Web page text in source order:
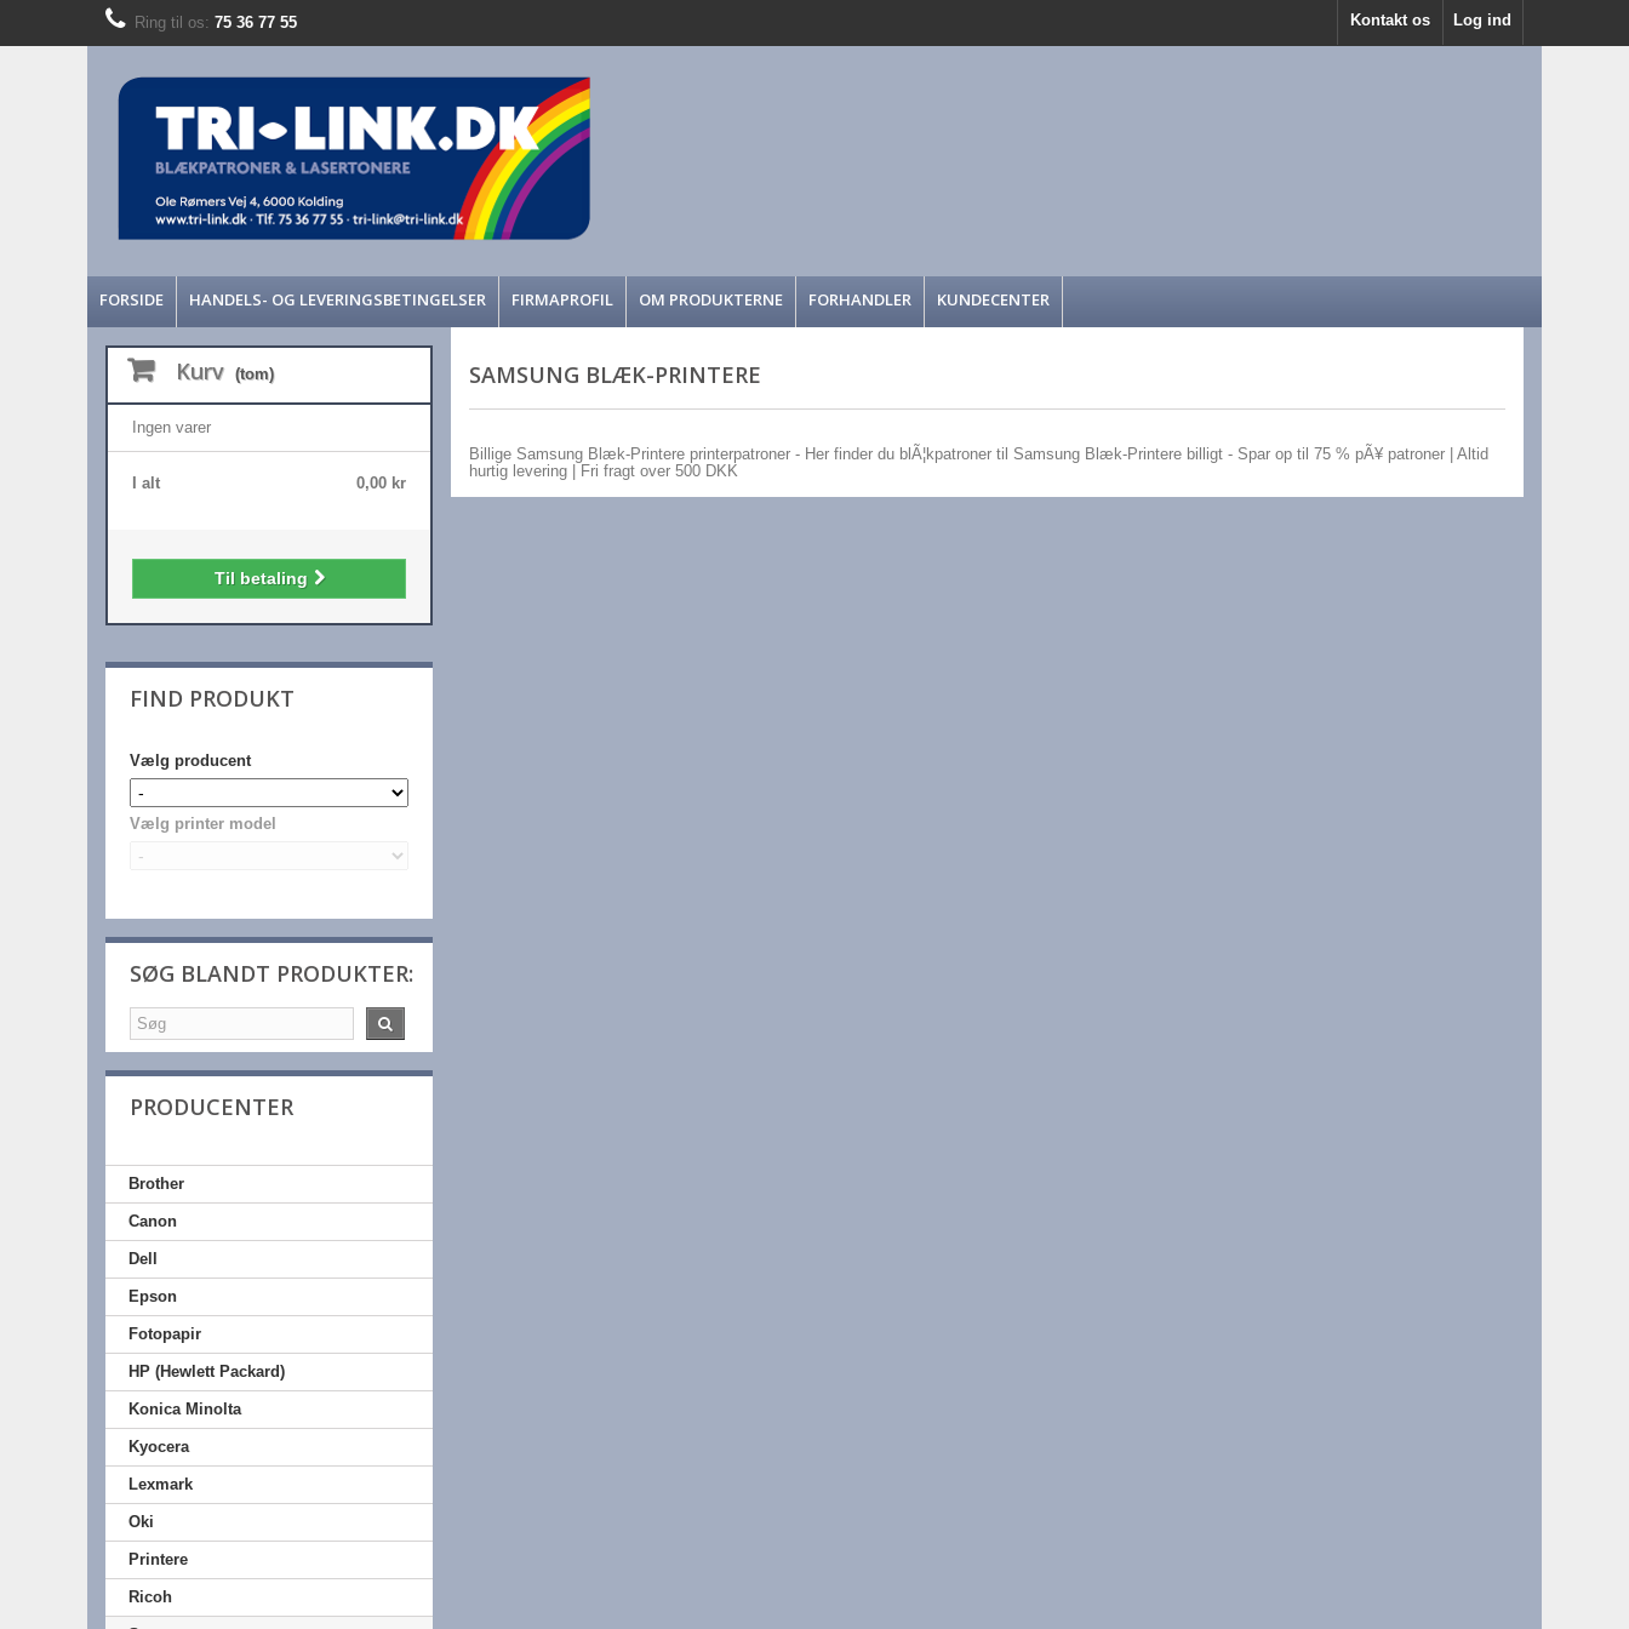
Log ind
Kontakt os
Ring til os: 75 36 77 55
FORSIDE HANDELS- OG LEVERINGSBETINGELSER FIRMAPROFIL OM PRODUKTERNE FORHANDLER KUNDECENTER
Kurv (tom)
Ingen varer
0,00 kr
I alt
Til betaling
FIND PRODUKT
Vælg producent
Vælg printer model
SØG BLANDT PRODUKTER:
PRODUCENTER
Brother
Canon
Dell
Epson
Fotopapir
HP (Hewlett Packard)
Konica Minolta
Kyocera
Lexmark
Oki
Printere
Ricoh
SAMSUNG BLÆK-PRINTERE
Billige Samsung Blæk-Printere printerpatroner - Her finder du blÃ¦kpatroner til Samsung Blæk-Printere billigt - Spar op til 75 % pÃ¥ patroner | Altid
hurtig levering | Fri fragt over 500 DKK